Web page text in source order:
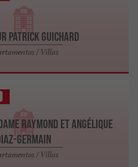
Patrick GUICHARD
/ Villas
Raymond et Angélique
GERMAIN
/ Villas